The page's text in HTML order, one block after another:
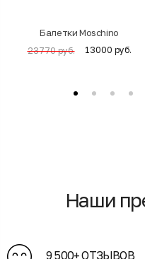
Балетки Moschino
23770 руб. 13000 руб.
Наши
9 500+ ОТЗЫВОВ